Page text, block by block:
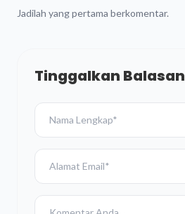
Jadilah yang pertama berkomentar.
Tinggalkan Balasan